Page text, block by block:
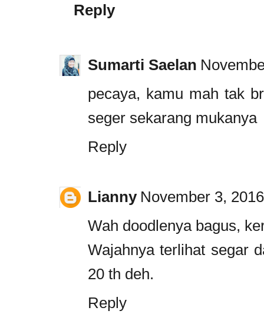
Reply
Sumarti Saelan
pecaya, kamu mah tak
seger sekarang mukanya
Reply
Lianny November 3,
Wah doodlenya bagus,
Wajahnya terlihat segar
20 th deh.
Reply